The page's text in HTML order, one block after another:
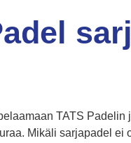
TATS
Mikäli sarjapadel ei